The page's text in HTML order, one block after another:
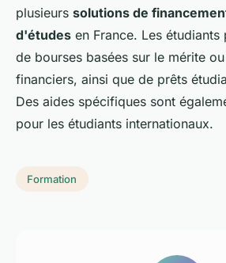
plusieurs solutions de
d'études en France. Les
de bourses basées sur le mérite
financiers, ainsi que de prêts
Des aides spécifiques sont
pour les étudiants internationaux.
Formation